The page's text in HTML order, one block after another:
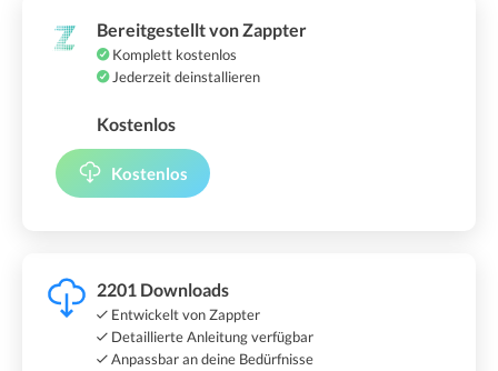
Bereitgestellt von Zappter
Komplett kostenlos
Jederzeit deinstallieren
Kostenlos
Kostenlos
2201 Downloads
Entwickelt von Zappter
Detaillierte Anleitung verfügbar
Anpassbar an deine Bedürfnisse